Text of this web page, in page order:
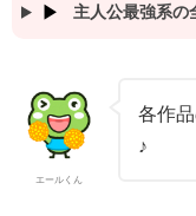
主人公最強系の
エールくん
各作
♪